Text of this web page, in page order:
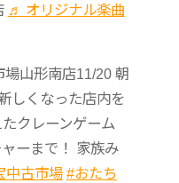
♬ オリジナル楽曲
場山形南店11/20 朝
しくなった店内を
クレーンゲーム
ーまで！ 家族み
中古市場 #おたち